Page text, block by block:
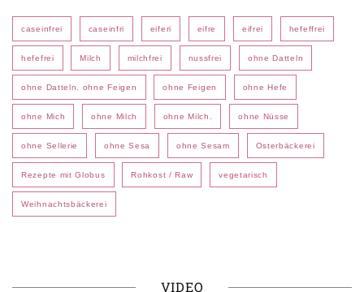
caseinfrei caseinfri eiferi eifre eifrei hefeffrei
hefefrei Milch milchfrei nussfrei ohne Datteln
ohne Datteln. ohne Feigen ohne Feigen ohne Hefe
ohne Mich ohne Milch ohne Milch. ohne Nüsse
ohne Sellerie ohne Sesa ohne Sesam Osterbäckerei
Rezepte mit Globus Rohkost / Raw vegetarisch
Weihnachtsbäckerei
VIDEO